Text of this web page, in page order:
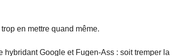
en mettre quand même.
hybridant Google et Fugen-Ass : soit tremper la